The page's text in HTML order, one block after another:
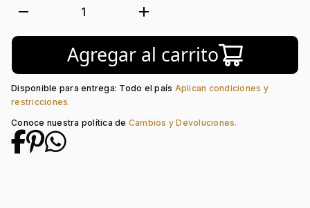
Stoppers
Colección: Venezia
Piedra central: Cristal
remove 1 add
Agregar al carrito
Disponible para entrega: Todo el país Aplican condiciones y
restricciones.
Conoce nuestra política de Cambios y Devoluciones.